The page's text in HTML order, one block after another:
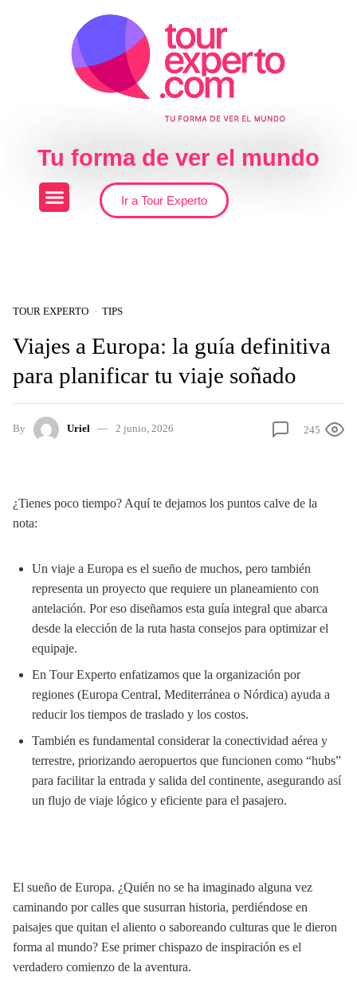
Tu forma de ver el mundo
Ir a Tour Experto
TOUR EXPERTO TIPS
Viajes a Europa: la guía definitiva
para planificar tu viaje soñado
By Uriel 2 junio, 2026 245
¿Tienes poco tiempo? Aquí te dejamos los puntos calve de la
nota:
Un viaje a Europa es el sueño de muchos, pero también
representa un proyecto que requiere un planeamiento con
antelación. Por eso diseñamos esta guía integral que abarca
desde la elección de la ruta hasta consejos para optimizar el
equipaje.
En Tour Experto enfatizamos que la organización por
regiones (Europa Central, Mediterránea o Nórdica) ayuda a
reducir los tiempos de traslado y los costos.
También es fundamental considerar la conectividad aérea y
terrestre, priorizando aeropuertos que funcionen como “hubs”
para facilitar la entrada y salida del continente, asegurando así
un flujo de viaje lógico y eficiente para el pasajero.
El sueño de Europa. ¿Quién no se ha imaginado alguna vez
caminando por calles que susurran historia, perdiéndose en
paisajes que quitan el aliento o saboreando culturas que le dieron
forma al mundo? Ese primer chispazo de inspiración es el
verdadero comienzo de la aventura.